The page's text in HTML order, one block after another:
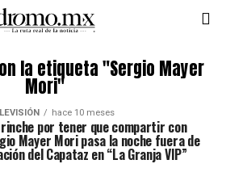
la etiqueta "Sergio Mayer
Mori"
hace 10 meses
por tener que compartir con
Mayer Mori pasa la noche fuera de
del Capataz en “La Granja VIP”